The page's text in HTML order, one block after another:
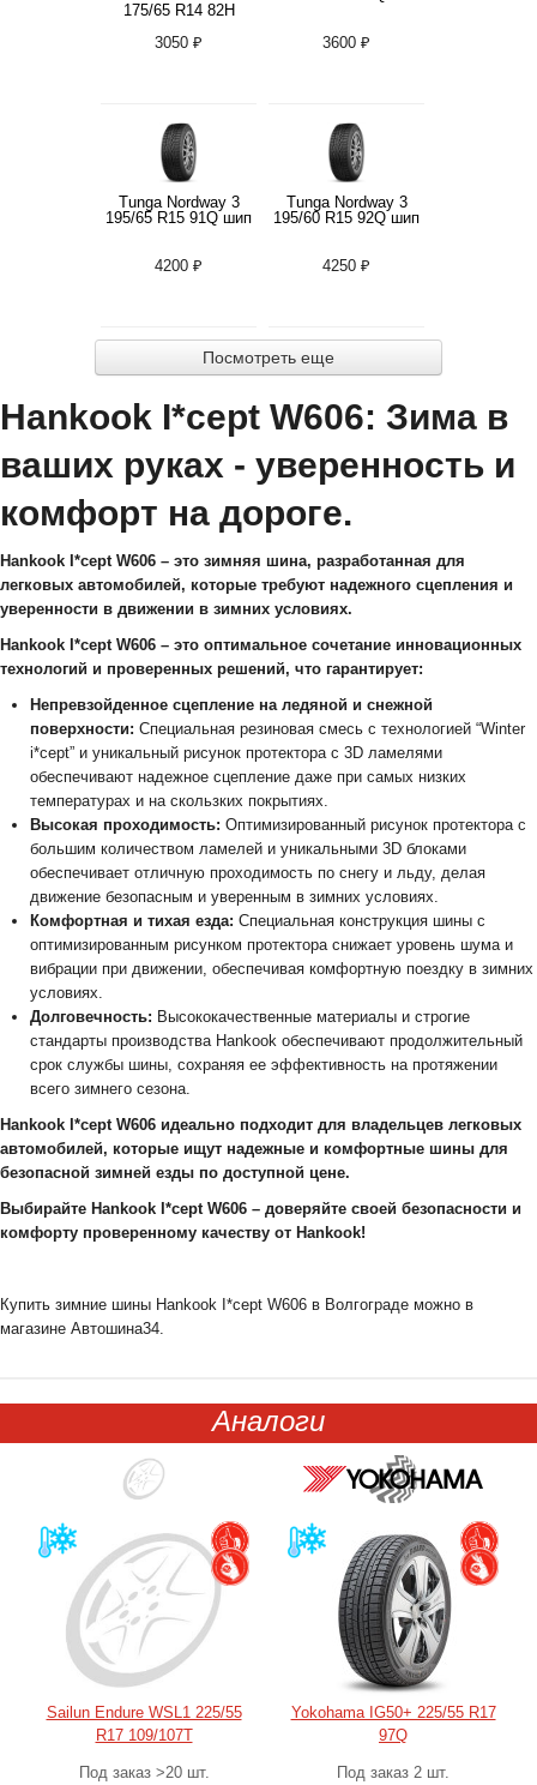
175/65 R14 82H
3050 ₽
3600 ₽
Tunga Nordway 3
195/65 R15 91Q шип
4200 ₽
Tunga Nordway 3
195/60 R15 92Q шип
4250 ₽
Посмотреть еще
Hankook I*cept W606: Зима в
ваших руках - уверенность и
комфорт на дороге.
Hankook I*cept W606 – это зимняя шина, разработанная для
легковых автомобилей, которые требуют надежного сцепления и
уверенности в движении в зимних условиях.
Hankook I*cept W606 – это оптимальное сочетание инновационных
технологий и проверенных решений, что гарантирует:
Непревзойденное сцепление на ледяной и снежной
поверхности: Специальная резиновая смесь с технологией “Winter
i*cept” и уникальный рисунок протектора с 3D ламелями
обеспечивают надежное сцепление даже при самых низких
температурах и на скользких покрытиях.
Высокая проходимость: Оптимизированный рисунок протектора с
большим количеством ламелей и уникальными 3D блоками
обеспечивает отличную проходимость по снегу и льду, делая
движение безопасным и уверенным в зимних условиях.
Комфортная и тихая езда: Специальная конструкция шины с
оптимизированным рисунком протектора снижает уровень шума и
вибрации при движении, обеспечивая комфортную поездку в зимних
условиях.
Долговечность: Высококачественные материалы и строгие
стандарты производства Hankook обеспечивают продолжительный
срок службы шины, сохраняя ее эффективность на протяжении
всего зимнего сезона.
Hankook I*cept W606 идеально подходит для владельцев легковых
автомобилей, которые ищут надежные и комфортные шины для
безопасной зимней езды по доступной цене.
Выбирайте Hankook I*cept W606 – доверяйте своей безопасности и
комфорту проверенному качеству от Hankook!
Купить зимние шины Hankook I*cept W606 в Волгограде можно в
магазине Автошина34.
Аналоги
Sailun Endure WSL1 225/55
R17 109/107T
Под заказ >20 шт.
Yokohama IG50+ 225/55 R17
97Q
Под заказ 2 шт.